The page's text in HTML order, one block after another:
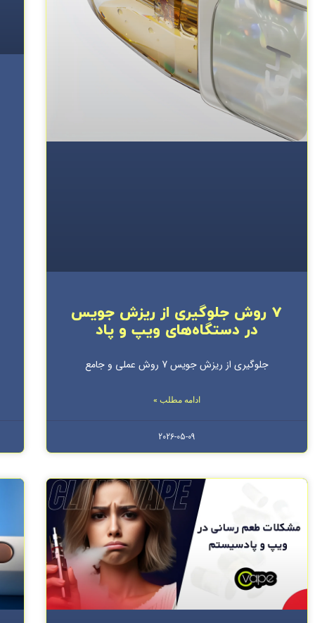
7 روش جلوگیری از ریزش جویس
در دستگاه‌های ویپ و پاد
جلوگیری از ریزش جویس 7 روش عملی و جامع
ادامه مطلب »
2026-05-09